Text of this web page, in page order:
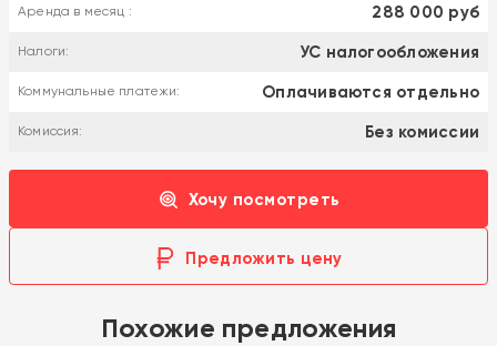
Аренда в месяц : 288 000 руб
Налоги: УС налогообложения
Коммунальные платежи: Оплачиваются отдельно
Комиссия: Без комиссии
Хочу посмотреть
Предложить цену
Похожие предложения